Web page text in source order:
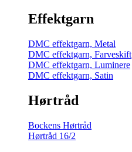
Effektgarn
DMC effektgarn, Metal
DMC effektgarn, Farveskift
DMC effektgarn, Luminere
DMC effektgarn, Satin
Hørtråd
Bockens Hørtråd
Hørtråd 16/2